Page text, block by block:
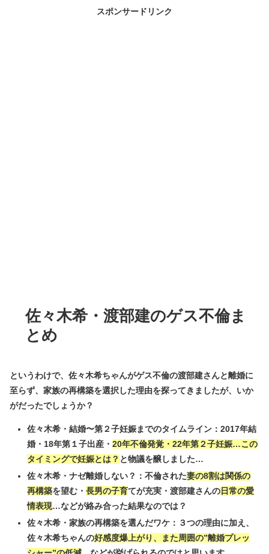
スポンサードリンク
佐々木希・渡部建のゲス不倫ま
とめ
というわけで、佐々木希ちゃんがゲス不倫の渡部建さんと離婚に
至らず、家族の再構築を選択した理由を探ってきましたが、いか
がだったでしょうか？
佐々木希・結婚〜第２子妊娠までのタイムライン：2017年結
婚・18年第１子出産・ 20年不倫発覚・22年第２子妊娠…この
タイミングで妊娠とは？ と物議を醸しました…
佐々木希・ナゼ離婚しない？：不倫された妻の8割は関係の
再構築を望む・ 長男の子育てが充実・渡部建さんの日常の愛
情表現…などが絡み合った結果なのでは？
佐々木希・家族の再構築を選んだワケ：３つの理由に加え、
佐々木希ちゃんの好感度爆上がり、また周囲の”離婚プレッ